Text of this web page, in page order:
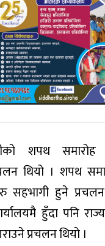
शपथ समारोह
थियो । शपथ
सहभागी हुने
हुँदा पनि
प्रचलन थियो ।